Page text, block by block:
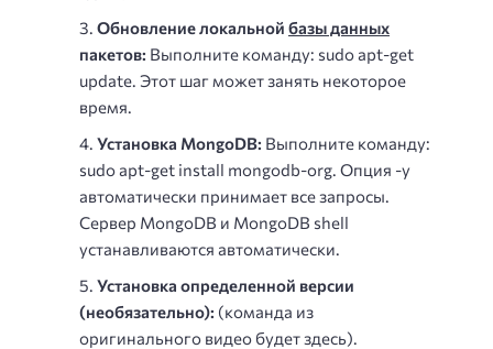
Обновление локальной базы данных
пакетов: Выполните команду: sudo apt-get
update. Этот шаг может занять некоторое
время.
Установка MongoDB: Выполните команду:
sudo apt-get install mongodb-org. Опция -y
автоматически принимает все запросы.
Сервер MongoDB и MongoDB shell
устанавливаются автоматически.
Установка определенной версии
(необязательно): (команда из
оригинального видео будет здесь).